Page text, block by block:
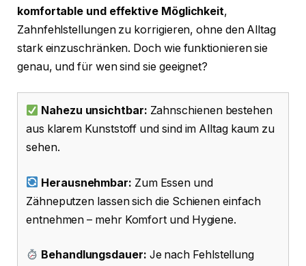
komfortable und effektive Möglichkeit,
Zahnfehlstellungen zu korrigieren, ohne den Alltag
stark einzuschränken. Doch wie funktionieren sie
genau, und für wen sind sie geeignet?
Nahezu unsichtbar: Zahnschienen bestehen
aus klarem Kunststoff und sind im Alltag kaum zu
sehen.
Herausnehmbar: Zum Essen und
Zähneputzen lassen sich die Schienen einfach
entnehmen – mehr Komfort und Hygiene.
Behandlungsdauer: Je nach Fehlstellung